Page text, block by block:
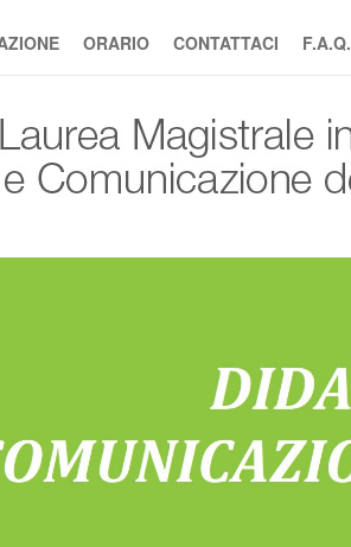
ORARIO CONTATTACI F.A.Q.